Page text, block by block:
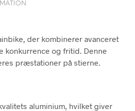
der kombinerer avanceret
og fritid. Denne
præstationer på stierne.
aluminium, hvilket giver